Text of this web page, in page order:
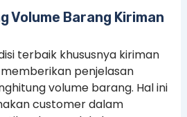
Volume Barang Kiriman
terbaik khususnya kiriman
penjelasan
volume barang. Hal ini
customer dalam